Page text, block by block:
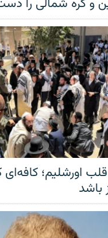
و کره شمالی را
اورشلیم؛ کافه‌ای
باشد